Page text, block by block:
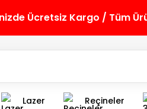
Ücretsiz Kargo / Tüm
Lazer Reçineler